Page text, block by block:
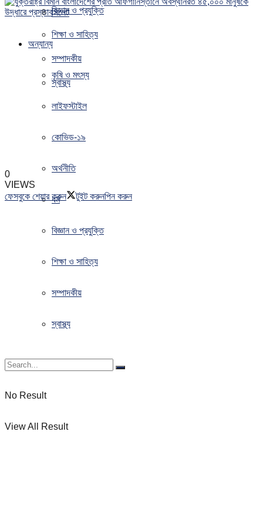
বিজ্ঞান ও প্রযুক্তি
শিক্ষা ও সাহিত্য
সম্পাদকীয়
স্বাস্থ্য
সিলেট
অন্যান্য
কৃষি ও মৎস্য
লাইফস্টাইল
কোভিড-১৯
অর্থনীতি
ধর্ম
বিজ্ঞান ও প্রযুক্তি
শিক্ষা ও সাহিত্য
সম্পাদকীয়
স্বাস্থ্য
No Result
View All Result
0
VIEWS
ফেসবুকে শেয়ার করুন
টুইট করুনপিন করুন